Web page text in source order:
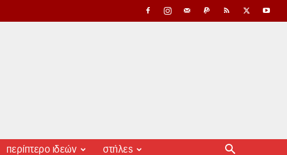
περίπτερο ιδεών στήλες